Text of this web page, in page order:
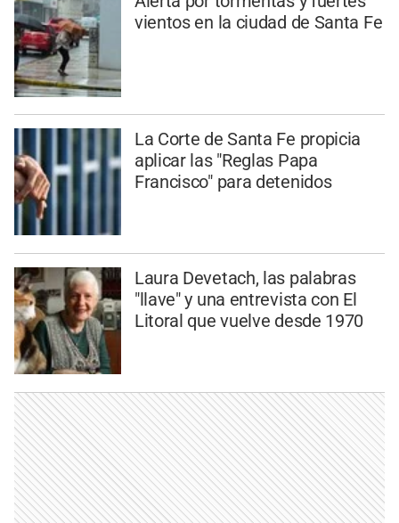
vientos en la ciudad de Santa Fe
La Corte de Santa Fe propicia
aplicar las "Reglas Papa
Francisco" para detenidos
Laura Devetach, las palabras
"llave" y una entrevista con El
Litoral que vuelve desde 1970